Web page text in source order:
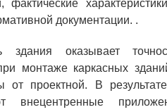
документации. .
оказывает
монтаже каркасных
от проектной. В
внецентренные